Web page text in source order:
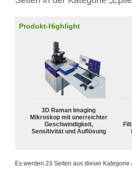
Produkt-Highlight
3D Raman Imaging
Mikroskop mit unerreichter
Geschwindigkeit,
Sensitivität und Auflösung
Es werden 23 Seiten aus dieser Kategorie